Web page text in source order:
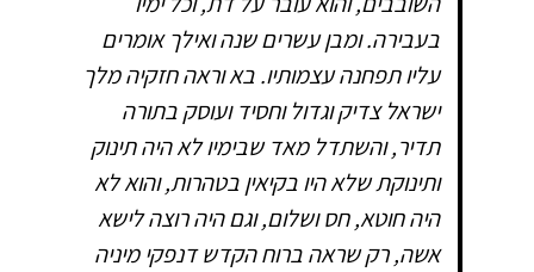
בעבירה. ומבן עשרים שנה ואילך אומרים
עליו תפחנה עצמותיו. בא וראה חזקיה מלך
ישראל צדיק וגדול וחסיד ועוסק בתורה
תדיר, והשתדל מאד שבימיו לא היה תינוק
ותינוקת שלא היו בקיאין בטהרות, והוא לא
היה חוטא, חס ושלום, וגם היה רוצה לישא
אשה, רק שראה ברוח הקדש דנפקי מיניה